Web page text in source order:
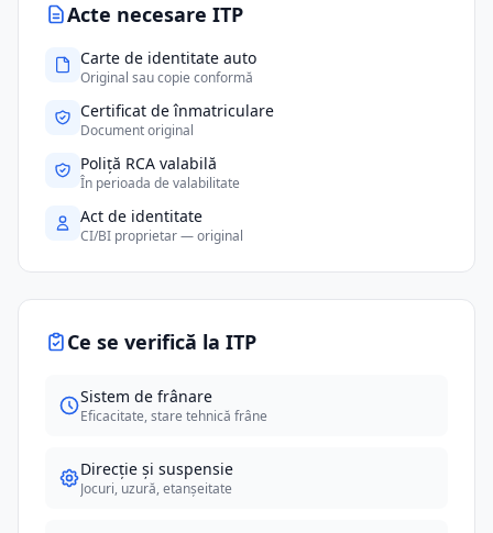
Acte necesare ITP
Carte de identitate auto
Original sau copie conformă
Certificat de înmatriculare
Document original
Poliță RCA valabilă
În perioada de valabilitate
Act de identitate
CI/BI proprietar — original
Ce se verifică la ITP
Sistem de frânare
Eficacitate, stare tehnică frâne
Direcție și suspensie
Jocuri, uzură, etanșeitate